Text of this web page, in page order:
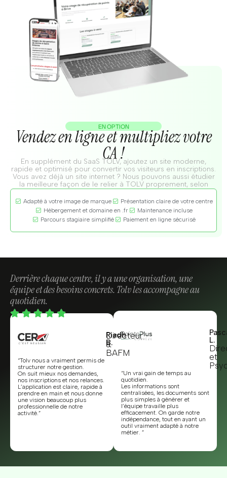
EN OPTION
Vendez en ligne et multipliez votre
CA !
En supplément du SaaS TOLV, ajoutez un site moderne,
rapide et optimisé pour convertir vos visiteurs en inscriptions.
Vous avez déjà un site internet ? Nous pouvons aussi étudier
la meilleure façon de le relier à TOLV proprement, selon
votre configuration actuelle.
Adapté à votre image de marque
Présentation claire de votre centre
Hébergement et domaine en .fr
Maintenance incluse
Parcours stagiaire simplifié
Paiement en ligne sécurisé
Derrière chaque centre, il y a une organisation, une
équipe et des besoins concrets. Tolv les accompagne au
quotidien.
“Tolv nous a vraiment permis de
structurer notre gestion.
On suit mieux nos demandes,
nos inscriptions et nos relances.
L’application est claire, rapide à
prendre en main et nous donne
une vision beaucoup plus
professionnelle de notre
activité.”
Riadh
B.
Directeur
&
BAFM
“Un vrai gain de temps au
quotidien.
Les informations sont
centralisées, les documents sont
plus simples à générer et
l’équipe travaille plus
efficacement. On garde notre
indépendance, tout en ayant un
outil vraiment adapté à notre
métier. ”
L.
et